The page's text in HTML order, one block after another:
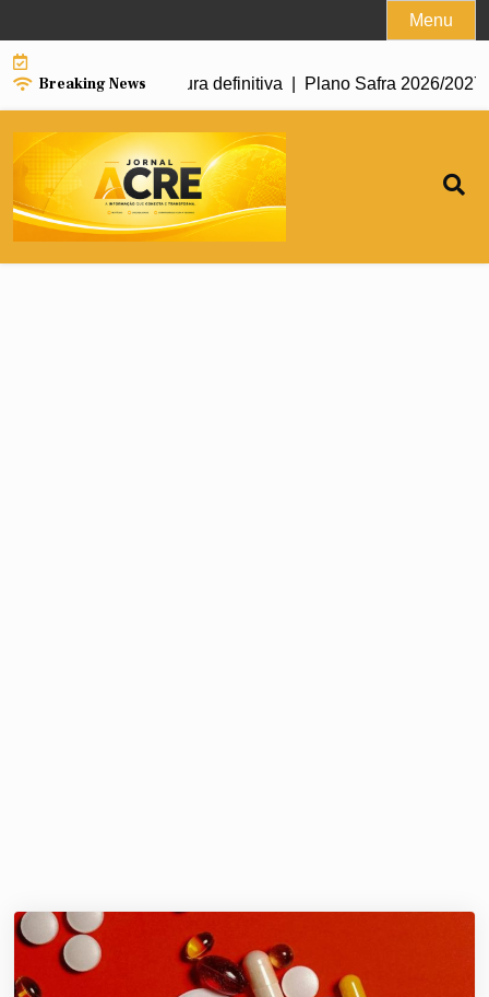
to
content
Menu
Breaking News
e conseguir a escritura definitiva |Plano Safra 2026/2027